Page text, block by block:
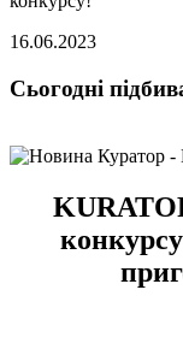
16.06.2023
Сьогодні